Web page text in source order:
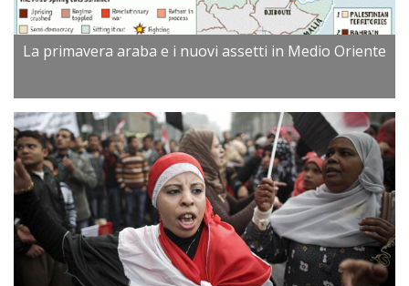
La primavera araba e i nuovi assetti in Medio Oriente